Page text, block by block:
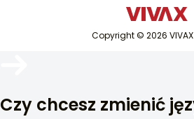
Blog i aktualnościCopyright © 2026
Czy chcesz zmienić